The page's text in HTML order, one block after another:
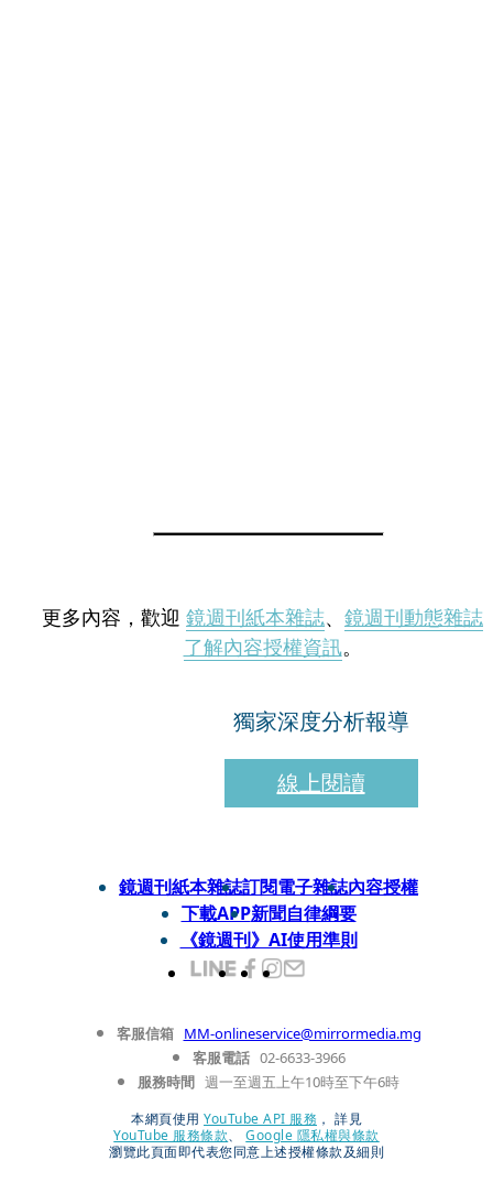
更多內容，歡迎 鏡週刊紙本雜誌、 鏡週刊動態雜誌
了解內容授權資訊。
獨家深度分析報導
線上閱讀
鏡週刊紙本雜誌訂閱電子雜誌內容授權
下載APP新聞自律綱要
《鏡週刊》AI使用準則
客服信箱 MM-onlineservice@mirrormedia.mg
客服電話 02-6633-3966
服務時間 週一至週五上午10時至下午6時
本網頁使用 YouTube API 服務 ， 詳見
YouTube 服務條款、
Google 隱私權與條款
瀏覽此頁面即代表您同意上述授權條款及細則